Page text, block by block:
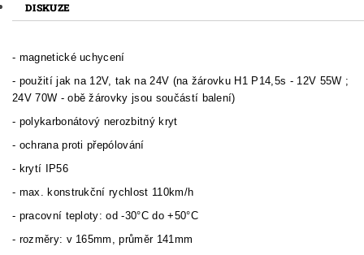
DISKUZE
- magnetické uchycení
- použití jak na 12V, tak na 24V (na žárovku H1 P14,5s - 12V 55W ;
24V 70W - obě žárovky jsou součástí balení)
- polykarbonátový nerozbitný kryt
- ochrana proti přepólování
- krytí IP56
- max. konstrukční rychlost 110km/h
- pracovní teploty: od -30°C do +50°C
- rozměry: v 165mm, průměr 141mm